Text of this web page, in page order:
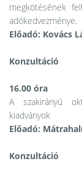
megkötésének
adókedvezménye.
Előadó: Kovács
Konzultáció
16.00 óra
A szakirányú
kiadványok
Előadó:
Konzultáció